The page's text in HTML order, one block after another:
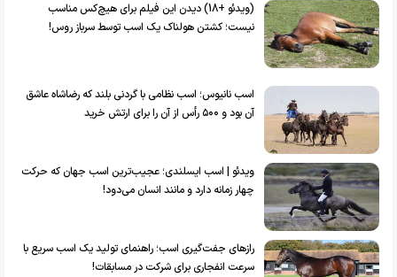
(ویدئو +18) دیدن این فیلم برای هیچ‌کس مناسب
نیست؛ کشتن هولناک یک اسب توسط سرباز روس!
اسب نانیوس؛ اسب نظامی با گردنی بلند که رضاشاه عاشق
آن بود و ۵۰۰ رأس از آن را برای ارتش خرید
ویدئو | اسب ایسلندی؛ عجیب‌ترین اسب جهان که حرکت
چهار زمانه دارد و مانند انسان می‌دود!
رازهای جفت‌گیری اسب؛ راهنمای تولید یک اسب سریع با
سرعت انفجاری برای شرکت در مسابقات!